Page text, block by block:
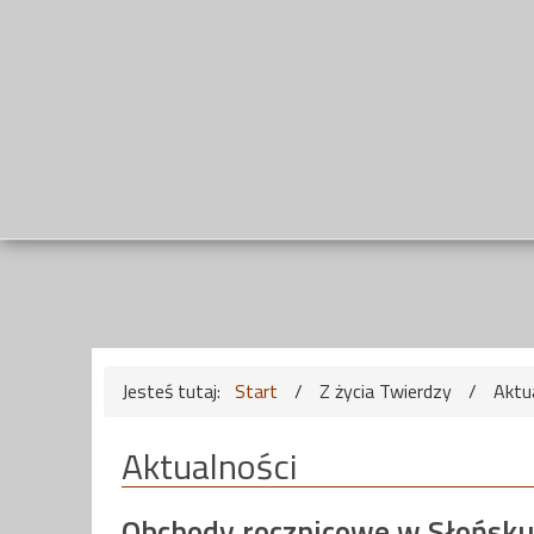
Jesteś tutaj: Start / Z życia Twierdzy /
Aktualności